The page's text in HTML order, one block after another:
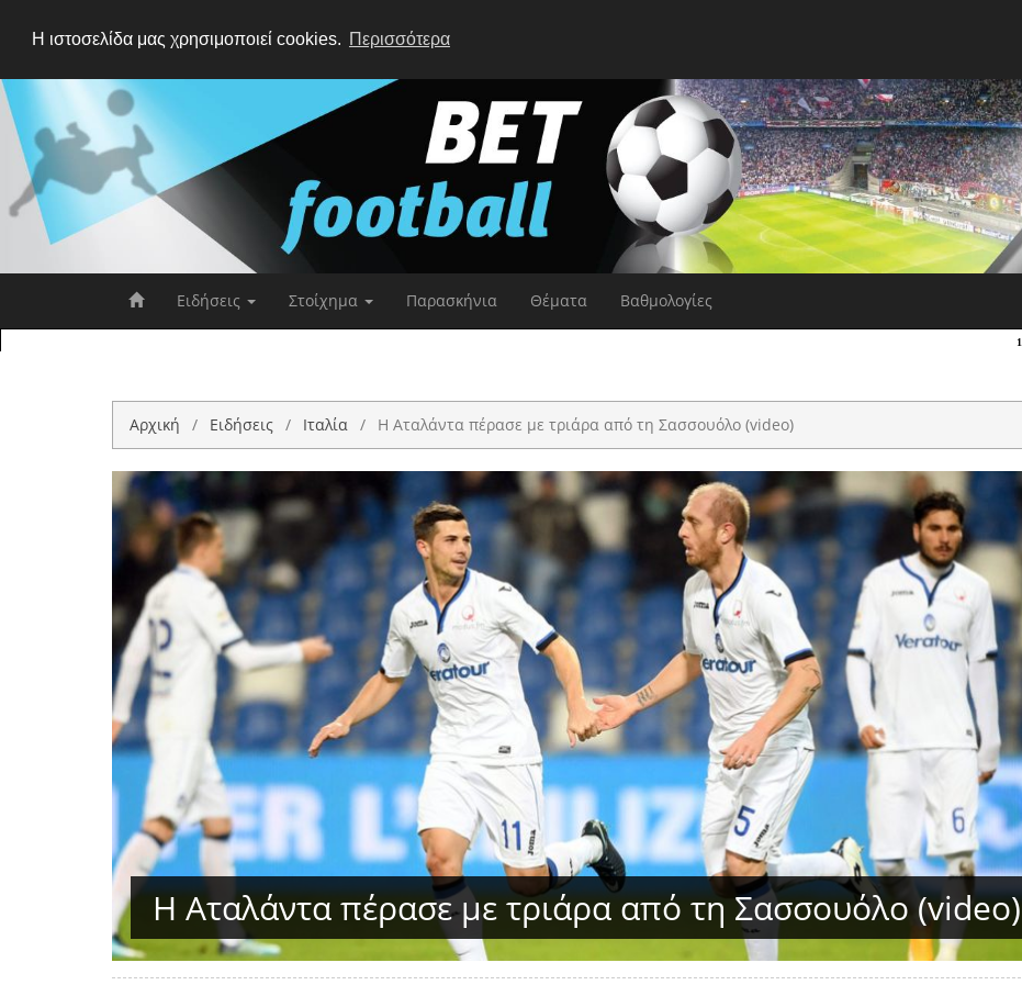
Η ιστοσελίδα μας χρησιμοποιεί cookies. Περισσότερα
Ειδήσεις Στοίχημα Παρασκήνια Θέματα Βαθμολογίες
Αρχική Ειδήσεις Ιταλία Η Αταλάντα πέρασε με τριάρα από τη Σασσουόλο (video)
Η Αταλάντα πέρασε με τριάρα από τη Σασσουόλο (video)